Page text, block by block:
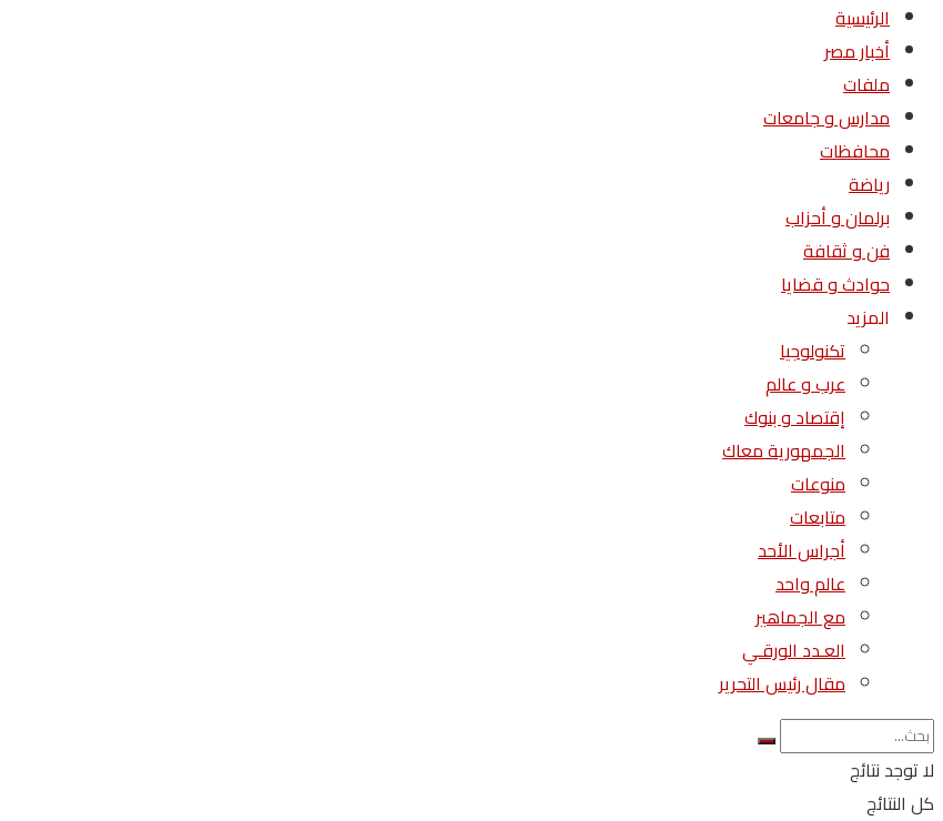
الرئيسية
أخبار مصر
ملفات
مدارس و جامعات
محافظات
رياضة
برلمان و أحزاب
فن و ثقافة
حوادث و قضايا
المزيد
تكنولوجيا
عرب و عالم
إقتصاد و بنوك
الجمهورية معاك
منوعات
متابعات
أجراس الأحد
عالم واحد
مع الجماهير
العـدد الورقـي
مقال رئيس التحرير
لا توجد نتائج
كل النتائج